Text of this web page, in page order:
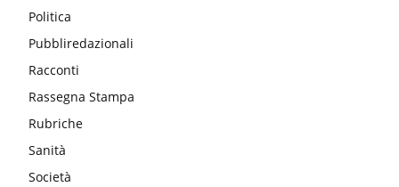
Politica
Pubbliredazionali
Racconti
Rassegna Stampa
Rubriche
Sanità
Società